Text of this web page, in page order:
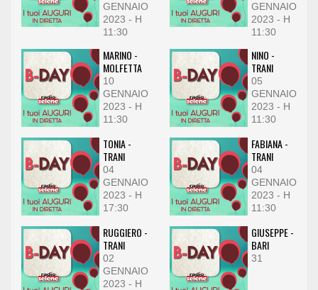
GENNAIO
2023 - H
11:30
GENNAIO
2023 - H
11:30
MARINO -
MOLFETTA
10
GENNAIO
2023 - H
11:30
NINO -
TRANI
05
GENNAIO
2023 - H
11:30
TONIA -
TRANI
04
GENNAIO
2023 - H
17:30
FABIANA -
TRANI
04
GENNAIO
2023 - H
11:30
RUGGIERO -
TRANI
02
GENNAIO
2023 - H
GIUSEPPE -
BARI
31